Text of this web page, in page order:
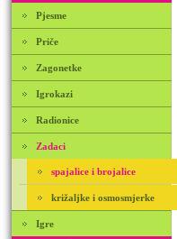
Pjesme
Priče
Zagonetke
Igrokazi
Radionice
Zadaci
spajalice i brojalice
križaljke i osmosmjerke
Igre